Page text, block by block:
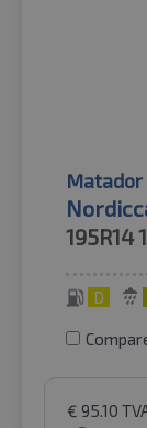
Matador
195R14
D
€ 95.10